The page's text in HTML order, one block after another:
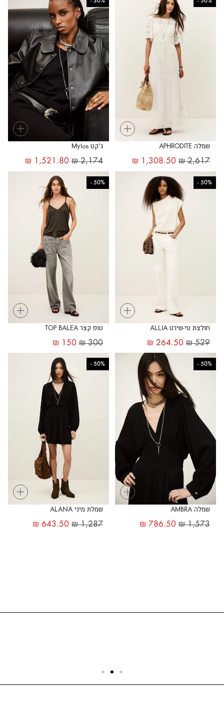
+
שמלה APHRODITE
₪2,617
₪ 1,308.50
+
ג'קט Mylos
₪2,174
₪ 1,521.80
+
50%
-
חולצת טי-שירט ALLIA
₪529
₪ 264.50
+
50%
-
טופ קצר TOP BALEA
₪300
₪ 150
+
50%
-
שמלה AMBRA
₪1,573
₪ 786.50
+
50%
-
שמלת מיני ALANA
₪1,287
₪ 643.50
שירות לקוחות